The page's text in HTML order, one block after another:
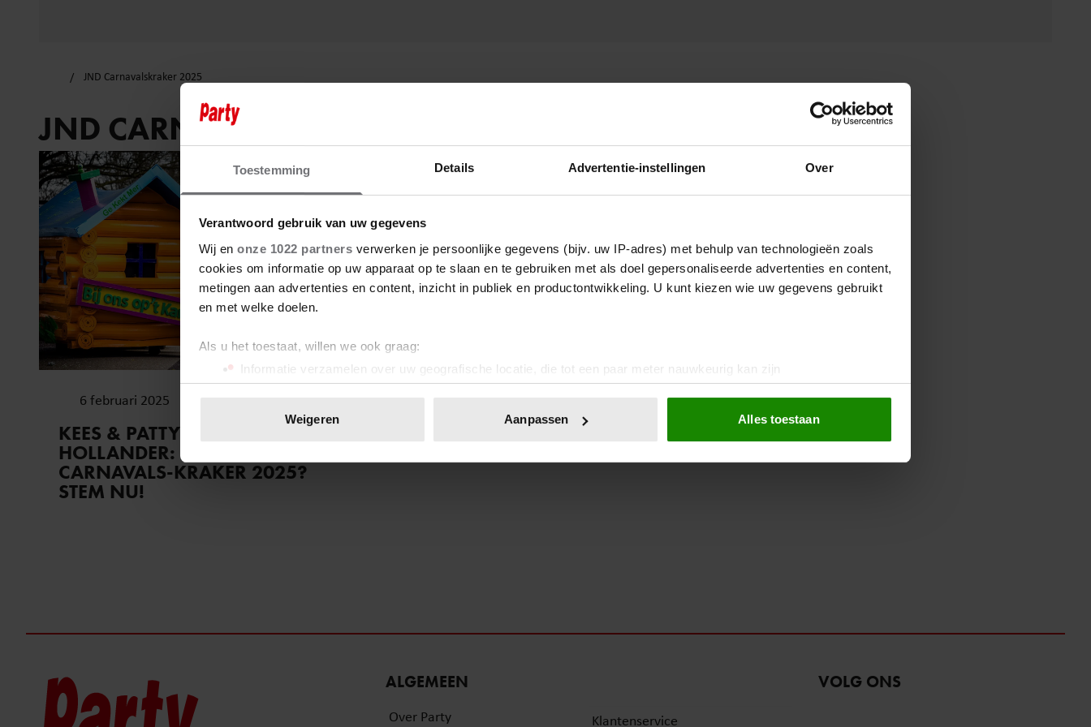
Toestemming Details Advertentie-instellingen Over
Verantwoord gebruik van uw gegevens
Wij en onze 1022 partners verwerken je persoonlijke gegevens (bijv. uw IP-adres) met behulp van technologieën zoals
cookies om informatie op uw apparaat op te slaan en te gebruiken met als doel gepersonaliseerde advertenties en content,
metingen aan advertenties en content, inzicht in publiek en productontwikkeling. U kunt kiezen wie uw gegevens gebruikt
en met welke doelen.
Als u het toestaat, willen we ook graag:
Informatie verzamelen over uw geografische locatie, die tot een paar meter nauwkeurig kan zijn
Uw apparaat identificeren door het actief te scannen op specifieke eigenschappen (fingerprinting)
toestemming op elk moment wijzigen of intrekken in de Cookieverklaring.
We gebruiken cookies om content en advertenties te personaliseren, om functies voor social media te bieden en om ons
Weigeren Aanpassen Alles toestaan
JND Carnavalskraker 2025
JND CARNAVALSKRAKER 2025
6 februari 2025
KEES & PATTY OF MARCO DE
HOLLANDER: WIE WINT DE JND
CARNAVALS-KRAKER 2025?
STEM NU!
ALGEMEEN
Over Party Klantenservice
VOLG ONS